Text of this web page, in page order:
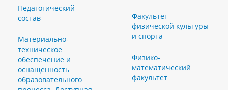
Педагогический
состав
Материально-
техническое
обеспечение и
оснащенность
образовательного
Факультет
физической культуры
и спорта
Физико-
математический
факультет